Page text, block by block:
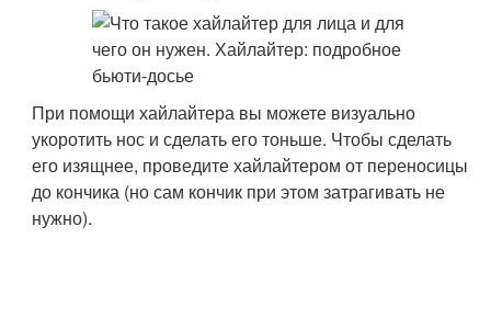
При помощи хайлайтера вы можете визуально
укоротить нос и сделать его тоньше. Чтобы сделать
его изящнее, проведите хайлайтером от переносицы
до кончика (но сам кончик при этом затрагивать не
нужно).